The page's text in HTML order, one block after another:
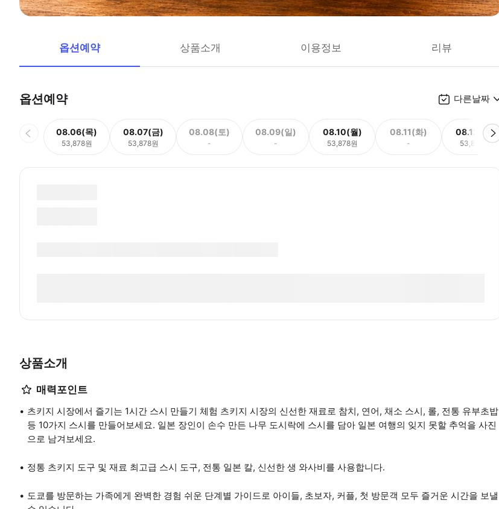
옵션예약 상품소개 이용정보 리뷰
옵션예약 다른날짜
08.06(목)
53,878원
08.07(금)
53,878원
08.08(토)
-
08.09(일)
-
08.10(월)
53,878원
08.11(화)
-
08.12(수)
53,878원
상품소개
매력포인트
츠키지 시장에서 즐기는 1시간 스시 만들기 체험 츠키지 시장의 신선한 재료로 참치, 연어, 채소 스시, 롤, 전통 유부초밥
등 10가지 스시를 만들어보세요. 일본 장인이 손수 만든 나무 도시락에 스시를 담아 일본 여행의 잊지 못할 추억을 사진
으로 남겨보세요.
정통 츠키지 도구 및 재료 최고급 스시 도구, 전통 일본 칼, 신선한 생 와사비를 사용합니다.
도쿄를 방문하는 가족에게 완벽한 경험 쉬운 단계별 가이드로 아이들, 초보자, 커플, 첫 방문객 모두 즐거운 시간을 보낼